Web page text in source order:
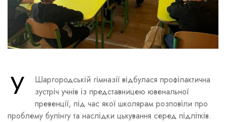
У
Шаргородській гімназії відбулася профілактична
зустріч учнів із представницею ювенальної
превенції, під час якої школярам розповіли про
проблему булінгу та наслідки цькування серед підлітків.